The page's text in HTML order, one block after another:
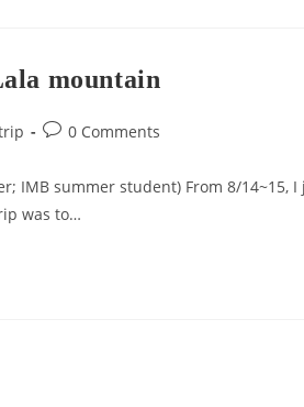
mountain
0 Comments
IMB summer student) From 8/
was to…